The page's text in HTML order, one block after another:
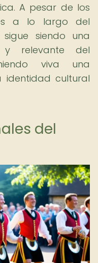
A pesar de los
a lo largo del
siendo una
y relevante del
viva una
cultural
del